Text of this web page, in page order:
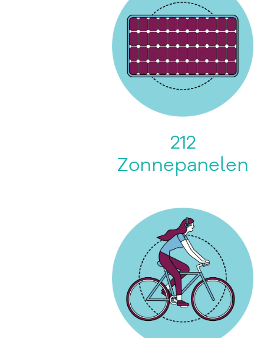
212
Zonnepanelen